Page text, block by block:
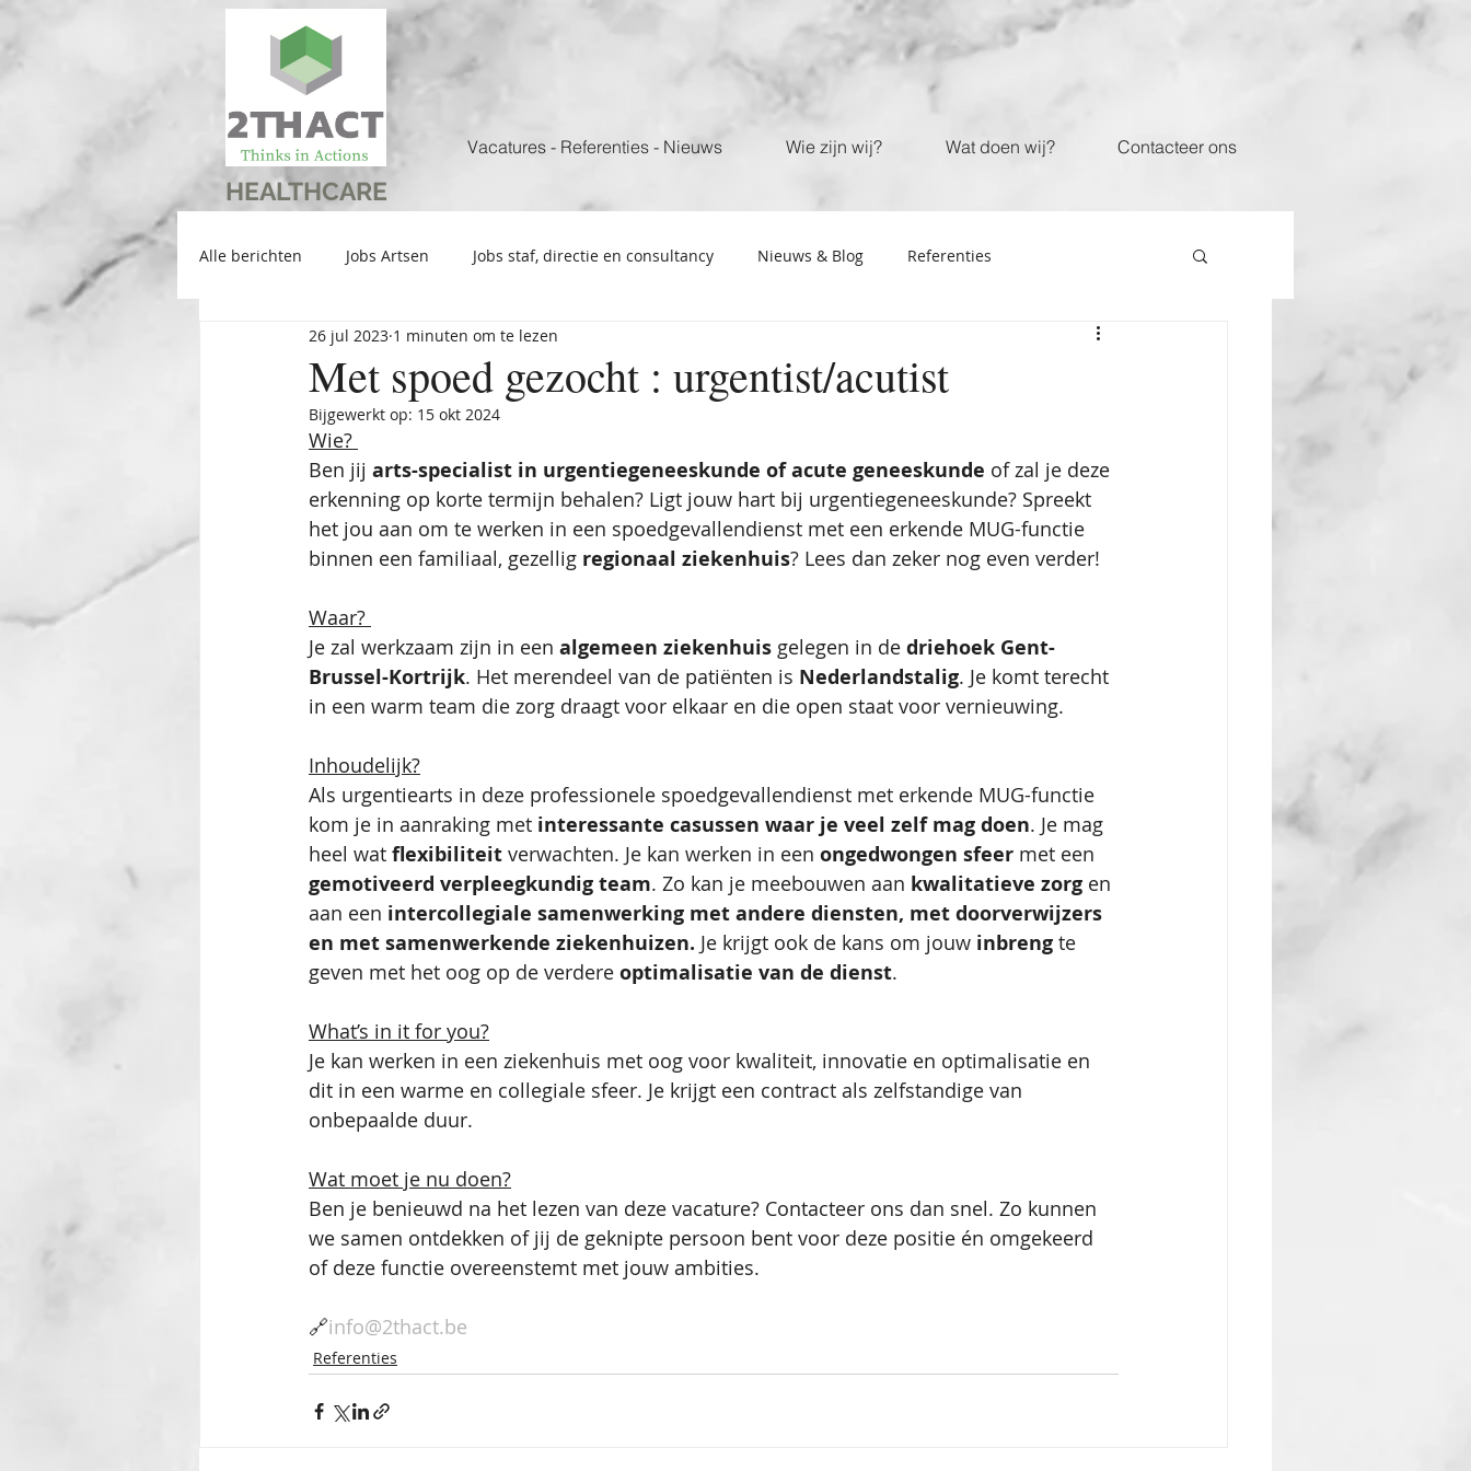
Vacatures - Referenties - Nieuws Wie zijn wij? Wat doen wij? Contacteer ons
HEALTHCARE
Alle berichten Jobs Artsen Jobs staf, directie en consultancy Nieuws & Blog Referenties
Met spoed gezocht : urgentist/acutist
26 jul 2023 1 minuten om te lezen
Bijgewerkt op: 15 okt 2024
Wie?
Ben jij arts-specialist in urgentiegeneeskunde of acute geneeskunde of zal je deze
erkenning op korte termijn behalen? Ligt jouw hart bij urgentiegeneeskunde? Spreekt
het jou aan om te werken in een spoedgevallendienst met een erkende MUG-functie
binnen een familiaal, gezellig regionaal ziekenhuis? Lees dan zeker nog even verder!
Waar?
Je zal werkzaam zijn in een algemeen ziekenhuis gelegen in de driehoek Gent-
Brussel-Kortrijk. Het merendeel van de patiënten is Nederlandstalig. Je komt terecht
in een warm team die zorg draagt voor elkaar en die open staat voor vernieuwing.
Inhoudelijk?
Als urgentiearts in deze professionele spoedgevallendienst met erkende MUG-functie
kom je in aanraking met interessante casussen waar je veel zelf mag doen. Je mag
heel wat flexibiliteit verwachten. Je kan werken in een ongedwongen sfeer met een
gemotiveerd verpleegkundig team. Zo kan je meebouwen aan kwalitatieve zorg en
aan een intercollegiale samenwerking met andere diensten, met doorverwijzers
en met samenwerkende ziekenhuizen. Je krijgt ook de kans om jouw inbreng te
geven met het oog op de verdere optimalisatie van de dienst.
What’s in it for you?
Je kan werken in een ziekenhuis met oog voor kwaliteit, innovatie en optimalisatie en
dit in een warme en collegiale sfeer. Je krijgt een contract als zelfstandige van
onbepaalde duur.
Wat moet je nu doen?
Ben je benieuwd na het lezen van deze vacature? Contacteer ons dan snel. Zo kunnen
we samen ontdekken of jij de geknipte persoon bent voor deze positie én omgekeerd
of deze functie overeenstemt met jouw ambities.
🔗info@2thact.be
Referenties